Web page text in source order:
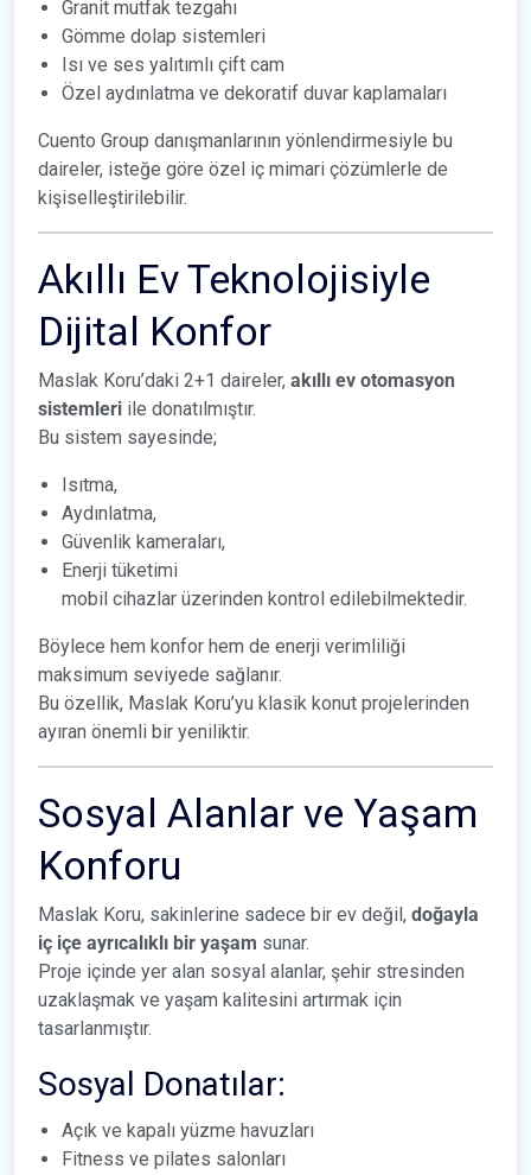
Granit mutfak tezgahı
Gömme dolap sistemleri
Isı ve ses yalıtımlı çift cam
Özel aydınlatma ve dekoratif duvar kaplamaları
Cuento Group danışmanlarının yönlendirmesiyle bu
daireler, isteğe göre özel iç mimari çözümlerle de
kişiselleştirilebilir.
Akıllı Ev Teknolojisiyle
Dijital Konfor
Maslak Koru’daki 2+1 daireler, akıllı ev otomasyon
sistemleri ile donatılmıştır.
Bu sistem sayesinde;
Isıtma,
Aydınlatma,
Güvenlik kameraları,
Enerji tüketimi
mobil cihazlar üzerinden kontrol edilebilmektedir.
Böylece hem konfor hem de enerji verimliliği
maksimum seviyede sağlanır.
Bu özellik, Maslak Koru’yu klasik konut projelerinden
ayıran önemli bir yeniliktir.
Sosyal Alanlar ve Yaşam
Konforu
Maslak Koru, sakinlerine sadece bir ev değil, doğayla
iç içe ayrıcalıklı bir yaşam sunar.
Proje içinde yer alan sosyal alanlar, şehir stresinden
uzaklaşmak ve yaşam kalitesini artırmak için
tasarlanmıştır.
Sosyal Donatılar:
Açık ve kapalı yüzme havuzları
Fitness ve pilates salonları